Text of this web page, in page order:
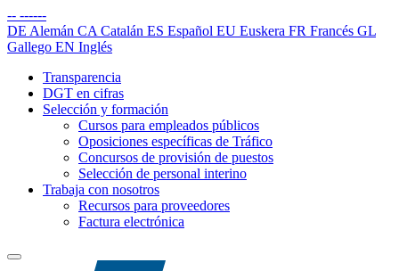
-- ------
DE Alemán CA Catalán ES Español EU Euskera FR Francés GL
Gallego EN Inglés
Transparencia
DGT en cifras
Selección y formación
Cursos para empleados públicos
Oposiciones específicas de Tráfico
Concursos de provisión de puestos
Selección de personal interino
Trabaja con nosotros
Recursos para proveedores
Factura electrónica